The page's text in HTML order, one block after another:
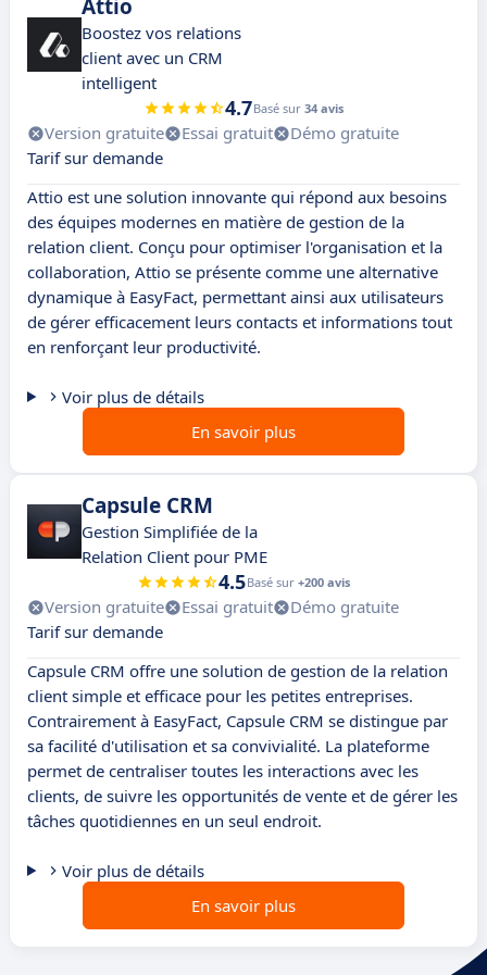
Attio
Boostez vos relations
client avec un CRM
intelligent
4.7Basé sur 34 avis
Version gratuite Essai gratuit
Démo gratuite
Tarif sur demande
Attio est une solution innovante qui répond aux besoins
des équipes modernes en matière de gestion de la
relation client. Conçu pour optimiser l'organisation et la
collaboration, Attio se présente comme une alternative
dynamique à EasyFact, permettant ainsi aux utilisateurs
de gérer efficacement leurs contacts et informations tout
en renforçant leur productivité.
Voir plus de détails
En savoir plus
Capsule CRM
Gestion Simplifiée de la
Relation Client pour PME
4.5Basé sur +200 avis
Version gratuite Essai gratuit
Démo gratuite
Tarif sur demande
Capsule CRM offre une solution de gestion de la relation
client simple et efficace pour les petites entreprises.
Contrairement à EasyFact, Capsule CRM se distingue par
sa facilité d'utilisation et sa convivialité. La plateforme
permet de centraliser toutes les interactions avec les
clients, de suivre les opportunités de vente et de gérer les
tâches quotidiennes en un seul endroit.
Voir plus de détails
En savoir plus